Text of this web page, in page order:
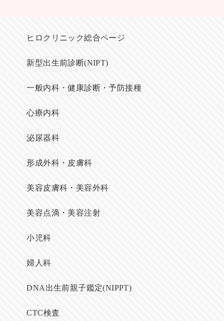
ヒロクリニック総合ページ
新型出生前診断(NIPT)
一般内科・健康診断・予防接種
心療内科
泌尿器科
形成外科・皮膚科
美容皮膚科・美容外科
美容点滴・美容注射
小児科
婦人科
DNA出生前親子鑑定(NIPPT)
CTC検査